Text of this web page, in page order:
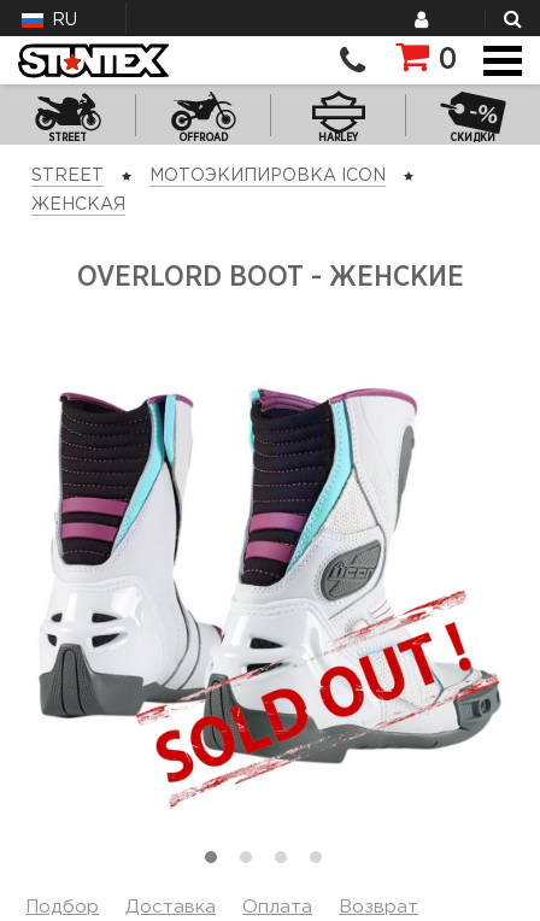
RU
0
STREET OFFROAD HARLEY СКИДКИ
STREET
МОТОЭКИПИРОВКА ICON
ЖЕНСКАЯ
OVERLORD BOOT - ЖЕНСКИЕ
Подбор Доставка Оплата Возврат